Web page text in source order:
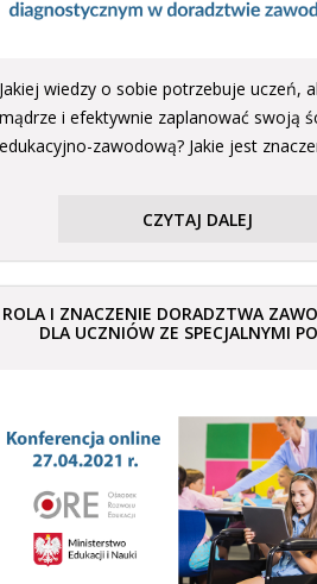
Jakiej wiedzy o sobie potrzebuje uczeń,
mądrze i efektywnie zaplanować swoją
edukacyjno-zawodową? Jakie jest
CZYTAJ DALEJ
ROLA I ZNACZENIE DORADZTWA
DLA UCZNIÓW ZE SPECJALNYMI